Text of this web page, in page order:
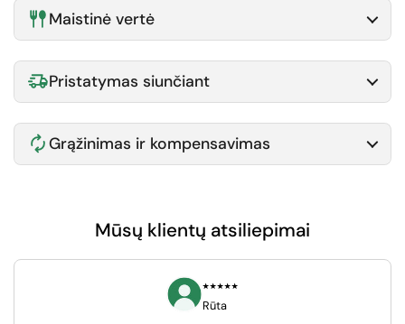
Maistinė vertė
Pristatymas siunčiant
Grąžinimas ir kompensavimas
Mūsų klientų atsiliepimai
⭑⭑⭑⭑⭑
Rūta